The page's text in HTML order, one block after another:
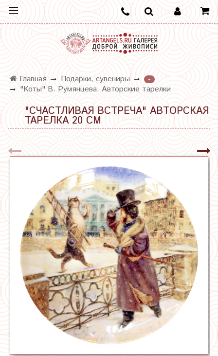
Главная Подарки, сувениры
-
"Коты" В. Румянцева. Авторские тарелки
"СЧАСТЛИВАЯ ВСТРЕЧА" АВТОРСКАЯ
ТАРЕЛКА 20 СМ